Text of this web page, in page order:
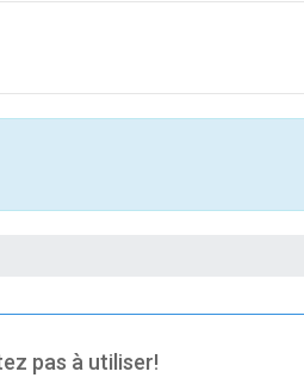
pas à utiliser!